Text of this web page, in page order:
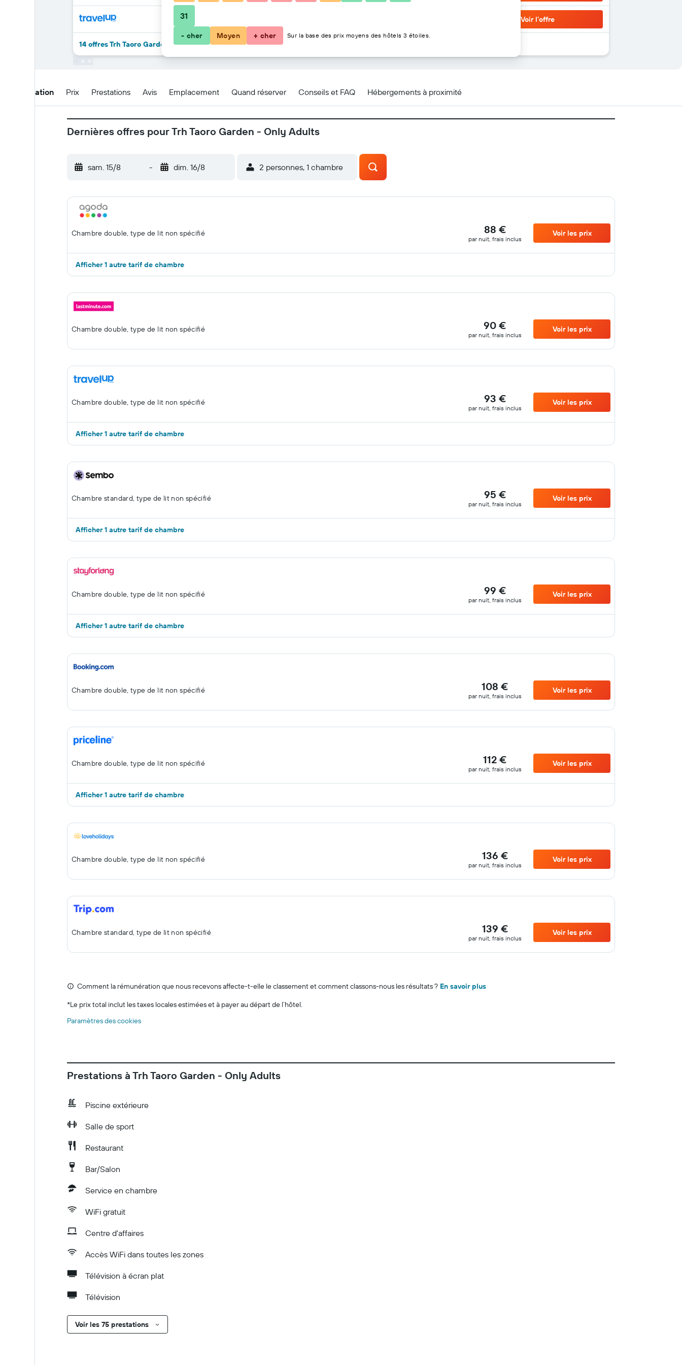
Voir l’offre
14 offres Trh Taoro Garden - Only Adults de plus
Présentation Prix Prestations Avis Emplacement Quand réserver Conseils et FAQ Hébergements à proximité
Dernières offres pour Trh Taoro Garden - Only Adults
sam. 15/8 - dim. 16/8 2 personnes, 1 chambre
Chambre double, type de lit non spécifié 88 €
par nuit, frais inclus
Voir les prix
Afficher 1 autre tarif de chambre
Chambre double, type de lit non spécifié 90 €
par nuit, frais inclus
Voir les prix
Chambre double, type de lit non spécifié 93 €
par nuit, frais inclus
Voir les prix
Afficher 1 autre tarif de chambre
Chambre standard, type de lit non spécifié 95 €
par nuit, frais inclus
Voir les prix
Afficher 1 autre tarif de chambre
Chambre double, type de lit non spécifié 99 €
par nuit, frais inclus
Voir les prix
Afficher 1 autre tarif de chambre
Chambre double, type de lit non spécifié 108 €
par nuit, frais inclus
Voir les prix
Chambre double, type de lit non spécifié 112 €
par nuit, frais inclus
Voir les prix
Afficher 1 autre tarif de chambre
Chambre double, type de lit non spécifié 136 €
par nuit, frais inclus
Voir les prix
Chambre standard, type de lit non spécifié 139 €
par nuit, frais inclus
Voir les prix
Comment la rémunération que nous recevons affecte-t-elle le classement et comment classons-nous les résultats ? En savoir plus
*Le prix total inclut les taxes locales estimées et à payer au départ de l’hôtel.
Paramètres des cookies
Prestations à Trh Taoro Garden - Only Adults
Piscine extérieure
Salle de sport
Restaurant
Bar/Salon
Service en chambre
WiFi gratuit
Centre d'affaires
Accès WiFi dans toutes les zones
Télévision à écran plat
Télévision
Voir les 75 prestations
31
- cher Moyen + cher Sur la base des prix moyens des hôtels 3 étoiles.